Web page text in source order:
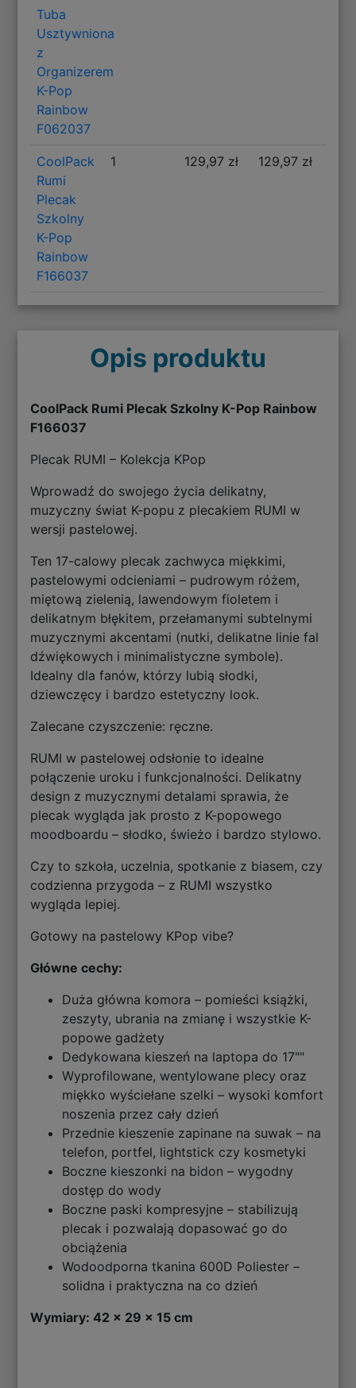
Tuba
Usztywniona
z
Organizerem
K-Pop
Rainbow
F062037
CoolPack
Rumi
Plecak
Szkolny
K-Pop
Rainbow
F166037
1 129,97 zł 129,97 zł
Opis produktu
CoolPack Rumi Plecak Szkolny K-Pop Rainbow
F166037
Plecak RUMI – Kolekcja KPop
Wprowadź do swojego życia delikatny,
muzyczny świat K-popu z plecakiem RUMI w
wersji pastelowej.
Ten 17-calowy plecak zachwyca miękkimi,
pastelowymi odcieniami – pudrowym różem,
miętową zielenią, lawendowym fioletem i
delikatnym błękitem, przełamanymi subtelnymi
muzycznymi akcentami (nutki, delikatne linie fal
dźwiękowych i minimalistyczne symbole).
Idealny dla fanów, którzy lubią słodki,
dziewczęcy i bardzo estetyczny look.
Zalecane czyszczenie: ręczne.
RUMI w pastelowej odsłonie to idealne
połączenie uroku i funkcjonalności. Delikatny
design z muzycznymi detalami sprawia, że
plecak wygląda jak prosto z K-popowego
moodboardu – słodko, świeżo i bardzo stylowo.
Czy to szkoła, uczelnia, spotkanie z biasem, czy
codzienna przygoda – z RUMI wszystko
wygląda lepiej.
Gotowy na pastelowy KPop vibe?
Główne cechy:
Duża główna komora – pomieści książki,
zeszyty, ubrania na zmianę i wszystkie K-
popowe gadżety
Dedykowana kieszeń na laptopa do 17""
Wyprofilowane, wentylowane plecy oraz
miękko wyściełane szelki – wysoki komfort
noszenia przez cały dzień
Przednie kieszenie zapinane na suwak – na
telefon, portfel, lightstick czy kosmetyki
Boczne kieszonki na bidon – wygodny
dostęp do wody
Boczne paski kompresyjne – stabilizują
plecak i pozwalają dopasować go do
obciążenia
Wodoodporna tkanina 600D Poliester –
solidna i praktyczna na co dzień
Wymiary: 42 × 29 × 15 cm